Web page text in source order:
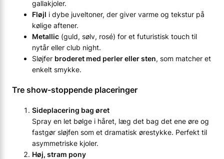
gallakjoler.
Fløjl i dybe juveltoner, der giver varme og tekstur på
kølige aftener.
Metallic (guld, sølv, rosé) for et futuristisk touch til
nytår eller club night.
Sløjfer broderet med perler eller sten, som matcher et
enkelt smykke.
Tre show-stoppende placeringer
Sideplacering bag øret
Spray en let bølge i håret, læg det bag det ene øre og
fastgør sløjfen som et dramatisk ørestykke. Perfekt til
asymmetriske kjoler.
Høj, stram pony